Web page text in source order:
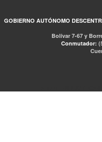
GOBIERNO AUTÓNOMO
Bolívar 7-67 y
Conmutador: